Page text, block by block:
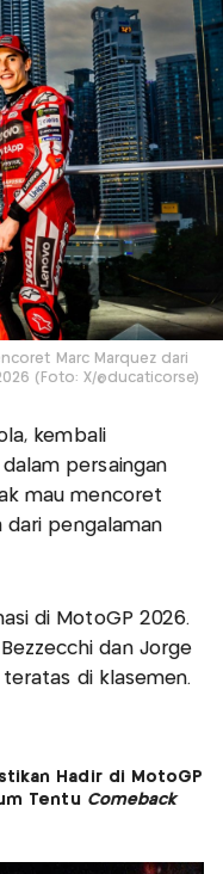
Marc Marquez dari
(Foto: X/@ducaticorse)
kembali
dalam persaingan
mau mencoret
dari pengalaman
di MotoGP 2026.
dan Jorge
di klasemen.
Hadir di MotoGP
Tentu Comeback